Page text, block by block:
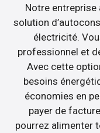
Notre entreprise
solution
électricité.
professionnel et
Avec cette
besoins
économies en
payer de
pourrez alimenter